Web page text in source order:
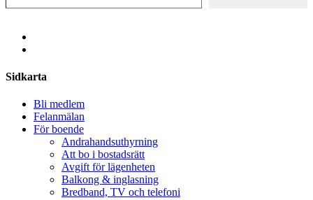
Share
Sidkarta
Bli medlem
Felanmälan
För boende
Andrahandsuthyrning
Att bo i bostadsrätt
Avgift för lägenheten
Balkong & inglasning
Bredband, TV och telefoni